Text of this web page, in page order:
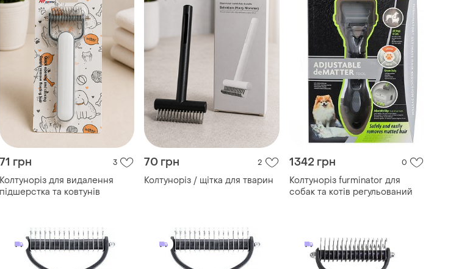
71 грн 3
Колтуноріз для видалення
підшерстка та ковтунів
70 грн 2
Колтуноріз / щітка для тварин
1342 грн 0
Колтуноріз furminator для
собак та котів регульований